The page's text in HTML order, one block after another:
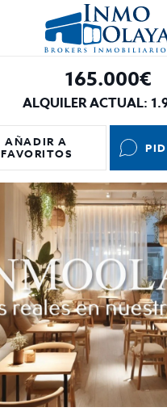
165.000€
ALQUILER ACTUAL:
AÑADIR A
FAVORITOS